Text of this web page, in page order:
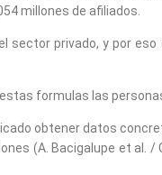
millones de afiliados.
sector privado, y por
formulas las
obtener datos
(A. Bacigalupe et al.